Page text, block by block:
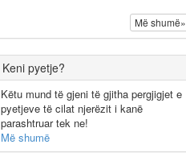
Më shumë»
Keni pyetje?
Këtu mund të gjeni të gjitha pergjigjet e
pyetjeve të cilat njerëzit i kanë
parashtruar tek ne!
Më shumë